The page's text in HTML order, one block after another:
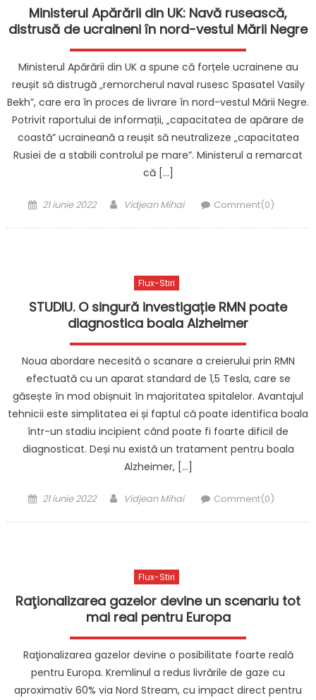
Ministerul Apărării din UK: Navă rusească,
distrusă de ucraineni în nord-vestul Mării Negre
Ministerul Apărării din UK a spune că forțele ucrainene au
reușit să distrugă „remorcherul naval rusesc Spasatel Vasily
Bekh”, care era în proces de livrare în nord-vestul Mării Negre.
Potrivit raportului de informații, „capacitatea de apărare de
coastă” ucraineană a reușit să neutralizeze „capacitatea
Rusiei de a stabili controlul pe mare”. Ministerul a remarcat
că […]
Posted
21 iunie 2022 Author
Vidjean Mihai Comment(0)
Flux-Stiri
STUDIU. O singură investigație RMN poate
diagnostica boala Alzheimer
Noua abordare necesită o scanare a creierului prin RMN
efectuată cu un aparat standard de 1,5 Tesla, care se
găsește în mod obișnuit în majoritatea spitalelor. Avantajul
tehnicii este simplitatea ei și faptul că poate identifica boala
într-un stadiu incipient când poate fi foarte dificil de
diagnosticat. Deși nu există un tratament pentru boala
Alzheimer, […]
Posted
21 iunie 2022 Author
Vidjean Mihai Comment(0)
Flux-Stiri
Raţionalizarea gazelor devine un scenariu tot
mai real pentru Europa
Raţionalizarea gazelor devine o posibilitate foarte reală
pentru Europa. Kremlinul a redus livrările de gaze cu
aproximativ 60% via Nord Stream, cu impact direct pentru